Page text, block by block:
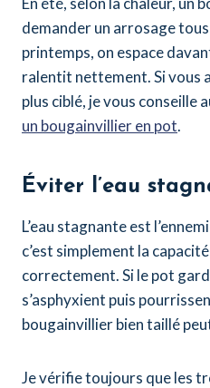
demander un arrosage
printemps, on espace
ralentit nettement. Si vous
plus ciblé, je vous conseille
un bougainvillier en pot.
Éviter l’eau
L’eau stagnante est
c’est simplement la capacité
correctement. Si le pot
s’asphyxient puis
bougainvillier bien taillé
Je vérifie toujours que les